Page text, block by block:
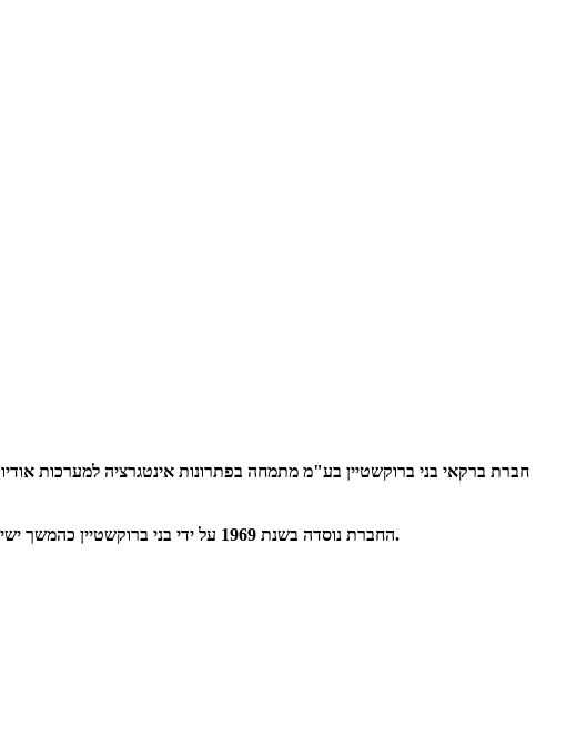
חברת ברקאי בני ברוקשטיין בע"מ מתמחה בפתרונות אינטגרציה למערכות
החברת נוסדה בשנת 1969 על ידי בני ברוקשטיין כהמשך ישיר לפעילותו בתחום מערכות קול ושמע מראשית שנות ה-50. מועסקים בה כ–50 עובדים מתוכם 35 אנשי מקצוע בתחומי הנדסה רלבנטיים.